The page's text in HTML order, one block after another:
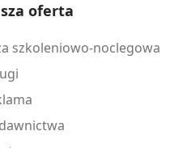
oferta
szkoleniowo-noclegowa